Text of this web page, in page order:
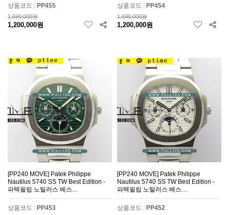
상품코드 : PP455
1,690,000원
1,200,000원
상품코드 : PP454
1,690,000원
1,200,000원
[PP240 MOVE] Patek Philippe
Nautilus 5740 SS TW Best Edition -
파텍필립 노틸러스 베스…
상품코드 : PP453
[PP240 MOVE] Patek Philippe
Nautilus 5740 SS TW Best Edition -
파텍필립 노틸러스 베스…
상품코드 : PP452